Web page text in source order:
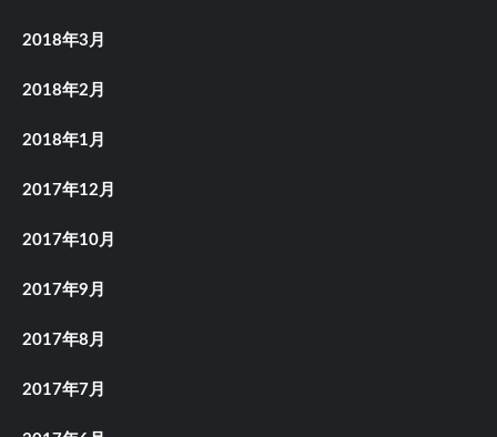
2018年3月
2018年2月
2018年1月
2017年12月
2017年10月
2017年9月
2017年8月
2017年7月